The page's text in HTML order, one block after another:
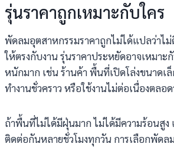
รุ่นราคาถูกเหมาะกับใคร
พัดลมอุตสาหกรรมราคาถูกไม่ได้แปลว่าไ
ให้ตรงกับงาน รุ่นราคาประหยัดอาจเหมา
หนักมาก เช่น ร้านค้า พื้นที่เปิดโล่งขนาดเ
ทำงานชั่วคราว หรือใช้งานไม่ต่อเนื่องตลอ
ถ้าพื้นที่ไม่ได้มีฝุ่นมาก ไม่ได้มีความร้อนสูง
ติดต่อกันหลายชั่วโมงทุกวัน การเลือกพัดล